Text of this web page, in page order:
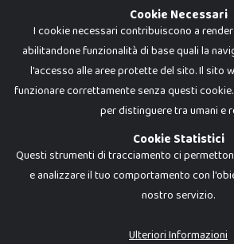
Dadi e Mattoncini è un brand di Giocabene Srl.
I prezzi e le promozioni pubblicate potrebbero
Cookie Necessari
I cookie necessari contribuiscono a
abilitandone funzionalità di base quali la
l'accesso alle aree protette del sito. Il sito
funzionare correttamente senza questi
per distinguere tra umani e
Cookie Statistici
Questi strumenti di tracciamento ci
e analizzare il tuo comportamento con
nostro servizio.
Ulteriori Informazioni